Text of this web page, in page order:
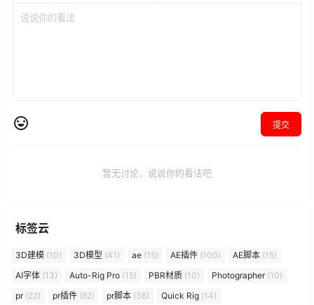
提交
暂无讨论，说说你的看法吧
标签云
3D建模 (10) 3D模型 (41) ae (15) AE插件 (100) AE脚本 (15)
AI字体 (13) Auto-Rig Pro (15) PBR材质 (10) Photographer(10)
pr(22) pr插件 (82) pr脚本 (36) Quick Rig (14)